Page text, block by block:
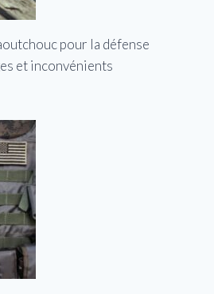
pour la défense
et inconvénients